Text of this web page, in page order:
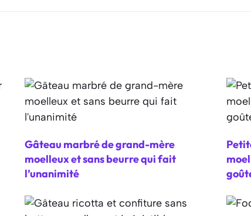
Gâteau marbré de grand-mère
moelleux et sans beurre qui fait
l’unanimité